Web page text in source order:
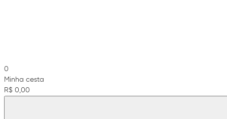
0
Minha cesta
R$ 0,00